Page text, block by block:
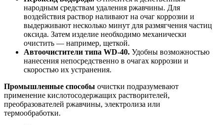
народным средствам удаления ржавчины. Для
воздействия раствор наливают на очаг коррозии и
выдерживают несколько минут для размягчения частиц
оксида. Затем изделие необходимо механически
очистить — например, щеткой.
Автоочистители типа WD-40. Удобны возможностью
нанесения непосредственно в очагах коррозии и
скоростью их устранения.
Промышленные способы очистки подразумевают
применение кислотосодержащих растворителей,
преобразователей ржавчины, электролиза или
термообработки.